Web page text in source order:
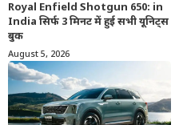
Royal Enfield Shotgun 650: in
India सिर्फ 3 मिनट में हुई सभी यूनिट्स
बुक
August 5, 2026